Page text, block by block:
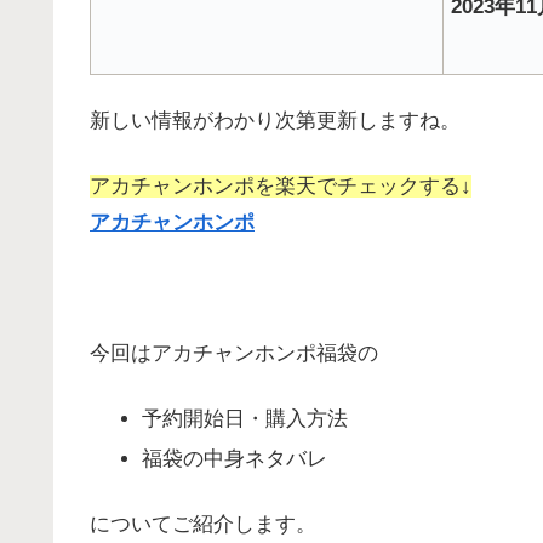
2023年11
新しい情報がわかり次第更新しますね。
アカチャンホンポを楽天でチェックする↓
アカチャンホンポ
今回はアカチャンホンポ福袋の
予約開始日・購入方法
福袋の中身ネタバレ
についてご紹介します。